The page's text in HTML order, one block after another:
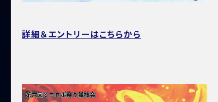
詳細＆エントリーはこちらから